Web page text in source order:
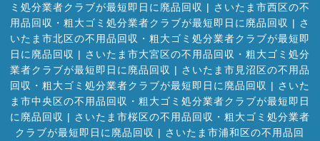
ミ処分業者クラブが最短即日に廃品回収 | さいたま市西区の不
用品回収・粗大ゴミ処分業者クラブが最短即日に廃品回収 | さ
いたま市北区の不用品回収・粗大ゴミ処分業者クラブが最短即
日に廃品回収 | さいたま市大宮区の不用品回収・粗大ゴミ処分
業者クラブが最短即日に廃品回収 | さいたま市見沼区の不用品
回収・粗大ゴミ処分業者クラブが最短即日に廃品回収 | さいた
ま市中央区の不用品回収・粗大ゴミ処分業者クラブが最短即日
に廃品回収 | さいたま市桜区の不用品回収・粗大ゴミ処分業者
クラブが最短即日に廃品回収 | さいたま市浦和区の不用品回